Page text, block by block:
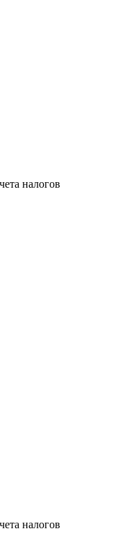
налогов
налогов